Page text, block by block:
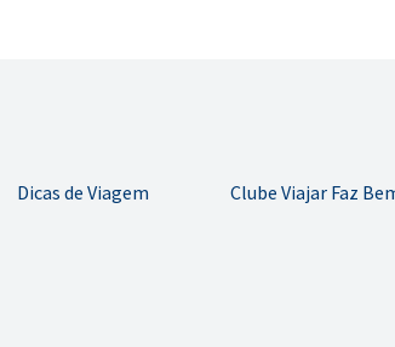
Dicas de Viagem Clube Viajar Faz